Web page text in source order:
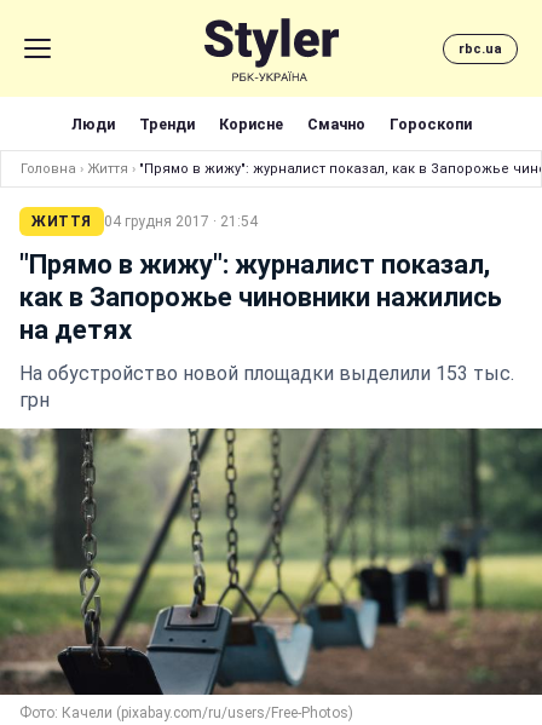
rbc.ua
Люди Тренди Корисне Смачно Гороскопи
Головна › Життя › "Прямо в жижу": журналист показал, как в Запорожье
ЖИТТЯ 04 грудня 2017 · 21:54
"Прямо в жижу": журналист показал,
как в Запорожье чиновники нажились
на детях
На обустройство новой площадки выделили 153 тыс.
грн
Фото: Качели (pixabay.com/ru/users/Free-Photos)